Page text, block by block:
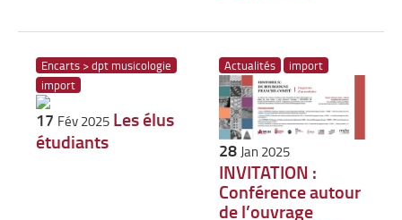
Encarts > dpt musicologie
import
17 Fév 2025 Les élus
étudiants
Actualités import
28 Jan 2025
INVITATION :
Conférence autour
de l’ouvrage